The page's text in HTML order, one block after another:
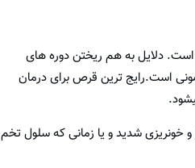
است. دلایل به هم ریختن دوره های
است.رایج ترین قرص برای درمان
و خونریزی شدید و یا زمانی که سلول تخم